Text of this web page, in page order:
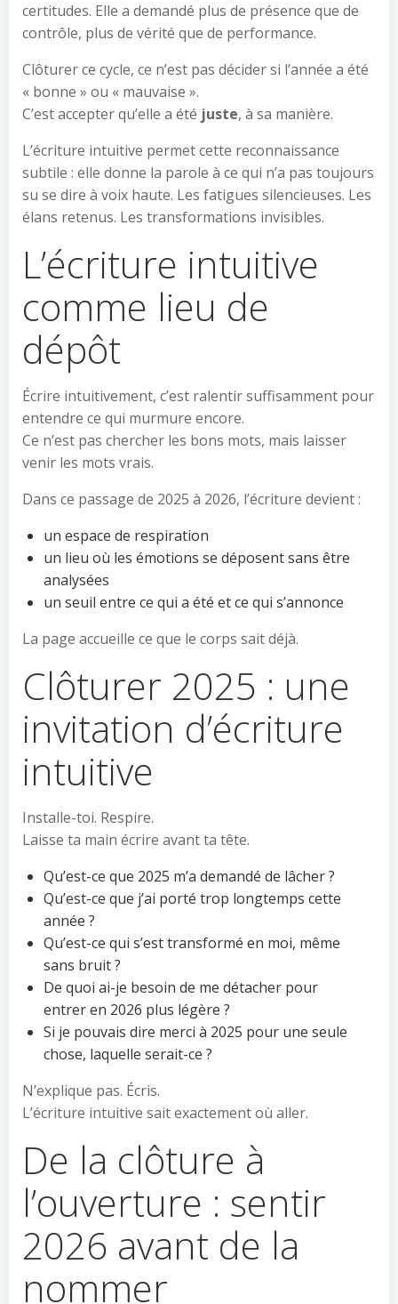
certitudes. Elle a demandé plus de présence que de
contrôle, plus de vérité que de performance.
Clôturer ce cycle, ce n’est pas décider si l’année a été
« bonne » ou « mauvaise ».
C’est accepter qu’elle a été juste, à sa manière.
L’écriture intuitive permet cette reconnaissance
subtile : elle donne la parole à ce qui n’a pas toujours
su se dire à voix haute. Les fatigues silencieuses. Les
élans retenus. Les transformations invisibles.
L’écriture intuitive
comme lieu de
dépôt
Écrire intuitivement, c’est ralentir suffisamment pour
entendre ce qui murmure encore.
Ce n’est pas chercher les bons mots, mais laisser
venir les mots vrais.
Dans ce passage de 2025 à 2026, l’écriture devient :
un espace de respiration
un lieu où les émotions se déposent sans être
analysées
un seuil entre ce qui a été et ce qui s’annonce
La page accueille ce que le corps sait déjà.
Clôturer 2025 : une
invitation d’écriture
intuitive
Installe-toi. Respire.
Laisse ta main écrire avant ta tête.
Qu’est-ce que 2025 m’a demandé de lâcher ?
Qu’est-ce que j’ai porté trop longtemps cette
année ?
Qu’est-ce qui s’est transformé en moi, même
sans bruit ?
De quoi ai-je besoin de me détacher pour
entrer en 2026 plus légère ?
Si je pouvais dire merci à 2025 pour une seule
chose, laquelle serait-ce ?
N’explique pas. Écris.
L’écriture intuitive sait exactement où aller.
De la clôture à
l’ouverture : sentir
2026 avant de la
nommer